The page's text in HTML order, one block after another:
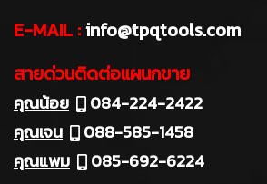
E-MAIL :info@tpqtools.com
สายด่วนติดต่อแผนกขาย
คุณน้อย
084-224-2422
คุณเจน
088-585-1458
คุณแพม
085-692-6224